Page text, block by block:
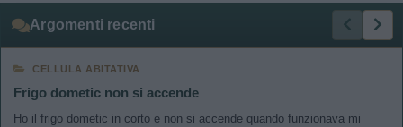
Argomenti recenti
CELLULA ABITATIVA
Frigo dometic non si accende
Ho il frigo dometic in corto e non si accende quando funzionava mi